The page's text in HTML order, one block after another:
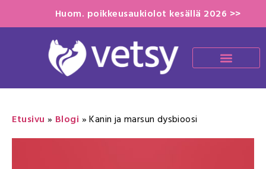
Huom. poikkeusaukiolot kesällä 2026 >>
Etusivu » Blogi »Kanin ja marsun dysbioosi